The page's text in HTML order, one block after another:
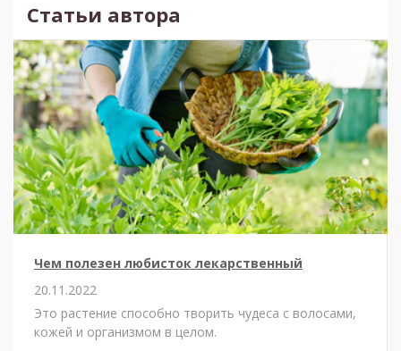
Статьи автора
Чем полезен любисток лекарственный
20.11.2022
Это растение способно творить чудеса с волосами,
кожей и организмом в целом.